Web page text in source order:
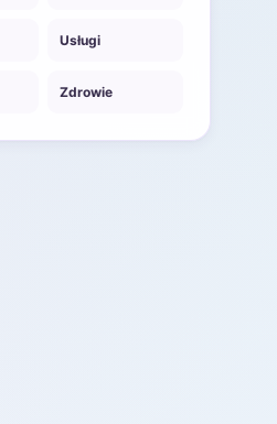
Usługi
Zdrowie